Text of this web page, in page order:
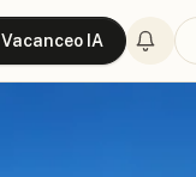
Vacanceo IA